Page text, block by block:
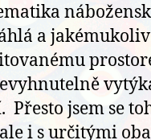
a
Přesto jsem se
i s určitými